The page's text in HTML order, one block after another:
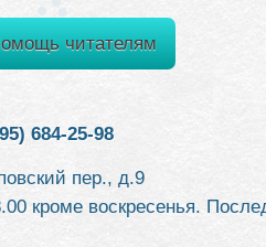
читателям
684-25-98
пер., д.9
кроме воскресенья.